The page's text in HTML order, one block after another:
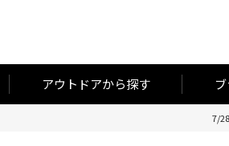
アウトドアから探す
7/